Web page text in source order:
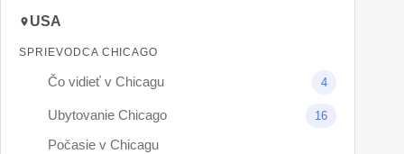
USA
SPRIEVODCA CHICAGO
Čo vidieť v Chicagu 4
Ubytovanie Chicago 16
Počasie v Chicagu